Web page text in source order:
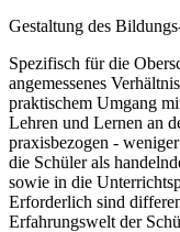
Gestaltung des
Spezifisch für die
angemessenes
praktischem Umgang
Lehren und Lernen an
praxisbezogen -
die Schüler als
sowie in die
Erforderlich sind
Erfahrungswelt der